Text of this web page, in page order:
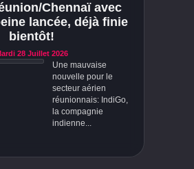
Chennaï avec
lancée, déjà finie
bientôt!
28 Juillet 2026
Une mauvaise
nouvelle pour le
secteur aérien
réunionnais: IndiGo,
la compagnie
indienne...